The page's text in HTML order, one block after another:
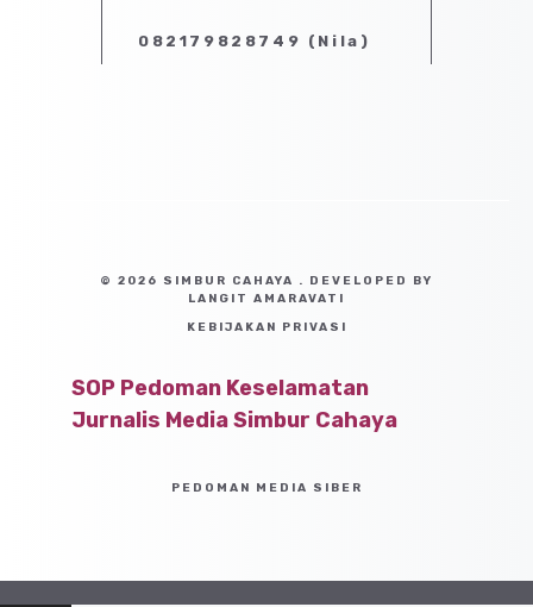
082179828749 (Nila)
© 2026 SIMBUR CAHAYA . DEVELOPED BY
LANGIT AMARAVATI
KEBIJAKAN PRIVASI
SOP Pedoman Keselamatan
Jurnalis Media Simbur Cahaya
PEDOMAN MEDIA SIBER